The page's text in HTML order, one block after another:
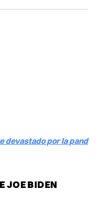
devastado por la pand
JOE BIDEN